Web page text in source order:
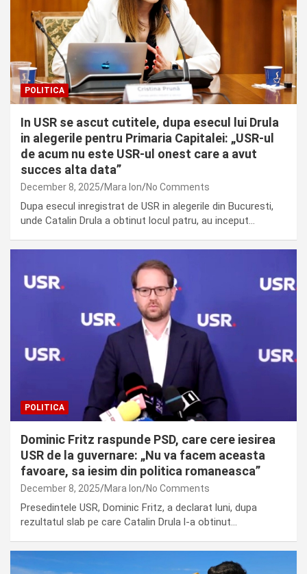
POLITICA
In USR se ascut cutitele, dupa esecul lui Drula
in alegerile pentru Primaria Capitalei: „USR-ul
de acum nu este USR-ul onest care a avut
succes alta data”
December 8, 2025 Mara Ion No Comments
Dupa esecul inregistrat de USR in alegerile din Bucuresti,
unde Catalin Drula a obtinut locul patru, au inceput…
POLITICA
Dominic Fritz raspunde PSD, care cere iesirea
USR de la guvernare: „Nu va facem aceasta
favoare, sa iesim din politica romaneasca”
December 8, 2025 Mara Ion No Comments
Presedintele USR, Dominic Fritz, a declarat luni, dupa
rezultatul slab pe care Catalin Drula l-a obtinut…